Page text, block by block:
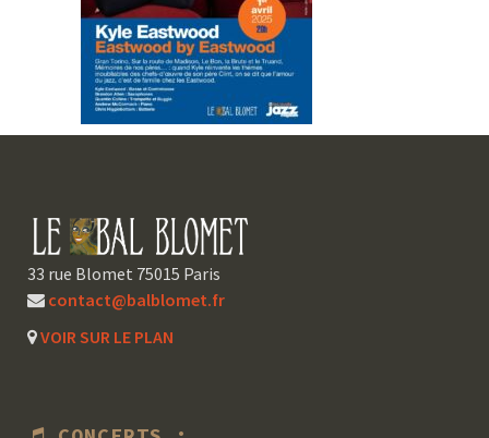
33 rue Blomet 75015 Paris
contact@balblomet.fr
VOIR SUR LE PLAN